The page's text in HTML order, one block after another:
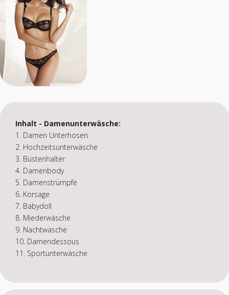
Inhalt - Damenunterwäsche:
1. Damen Unterhosen
2. Hochzeitsunterwäsche
3. Büstenhalter
4. Damenbody
5. Damenstrümpfe
6. Korsage
7. Babydoll
8. Miederwäsche
9. Nachtwäsche
10. Damendessous
11. Sportunterwäsche